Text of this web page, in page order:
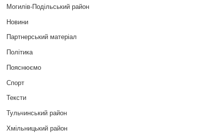
Могилів-Подільський район
Новини
Партнерський матеріал
Політика
Пояснюємо
Спорт
Тексти
Тульчинський район
Хмільницький район